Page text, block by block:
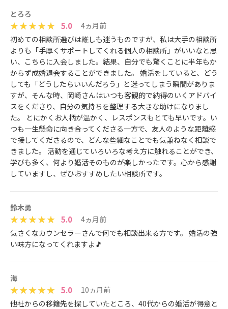
とろろ
5.0
4ヵ月前
初めての相談所選びは誰しも迷うものですが、私は大手の相談所
よりも「手厚くサポートしてくれる個人の相談所」がいいなと思
い、こちらに入会しました。結果、自分でも驚くことに半年もか
からず成婚退会することができました。 婚活をしていると、どう
しても「どうしたらいいんだろう」と迷ってしまう瞬間がありま
すが、そんな時、岡崎さんはいつも客観的で納得のいくアドバイ
スをくださり、自分の気持ちを整理する大きな助けになりまし
た。 とにかくお人柄が温かく、レスポンスもとても早いです。い
つも一生懸命に向き合ってくださる一方で、友人のような距離感
で接してくださるので、どんな些細なことでも気兼ねなく相談で
きました。 活動を通じていろいろな考え方に触れることができ、
学びも多く、何より婚活そのものが楽しかったです。心から感謝
していますし、ぜひおすすめしたい相談所です。
鈴木勇
5.0
4ヵ月前
気さくなカウンセラーさんで何でも相談出来る方です。 婚活の強
い味方になってくれますよ🎵
海
5.0
10ヵ月前
他社からの移籍先を探していたところ、40代からの婚活が得意と